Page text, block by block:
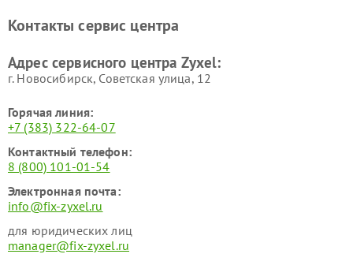
Контакты сервис центра
Адрес сервисного центра Zyxel:
г. Новосибирск, Советская улица, 12
Горячая линия:
+7 (383) 322-64-07
Контактный телефон:
8 (800) 101-01-54
Электронная почта:
info@fix-zyxel.ru
для юридических лиц
manager@fix-zyxel.ru